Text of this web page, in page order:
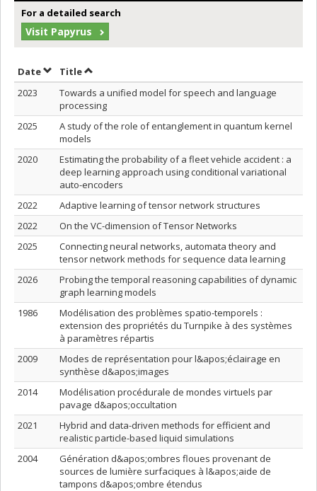
For a detailed search
Visit Papyrus
DateSort by date in descending order
TitleSort by title in descending order
2023
Towards a unified model for speech and language
processing
2025
A study of the role of entanglement in quantum kernel
models
2020
Estimating the probability of a fleet vehicle accident : a
deep learning approach using conditional variational
auto-encoders
2022
Adaptive learning of tensor network structures
2022
On the VC-dimension of Tensor Networks
2025
Connecting neural networks, automata theory and
tensor network methods for sequence data learning
2026
Probing the temporal reasoning capabilities of dynamic
graph learning models
1986
Modélisation des problèmes spatio-temporels :
extension des propriétés du Turnpike à des systèmes
à paramètres répartis
2009
Modes de représentation pour l&apos;éclairage en
synthèse d&apos;images
2014
Modélisation procédurale de mondes virtuels par
pavage d&apos;occultation
2021
Hybrid and data-driven methods for efficient and
realistic particle-based liquid simulations
2004
Génération d&apos;ombres floues provenant de
sources de lumière surfaciques à l&apos;aide de
tampons d&apos;ombre étendus